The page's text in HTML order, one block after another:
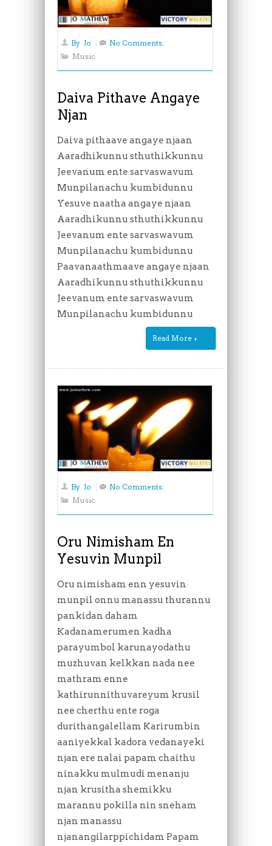
By Jo
No Comments.
Music
Daiva Pithave Angaye
Njan
Daiva pithaave angaye njaan
Aaradhikunnu sthuthikkunnu
Jeevanum ente sarvaswavum
Munpilanachu kumbidunnu
Yesuve naatha angaye njaan
Aaradhikunnu sthuthikkunnu
Jeevanum ente sarvaswavum
Munpilanachu kumbidunnu
Paavanaathmaave angaye njaan
Aaradhikunnu sthuthikkunnu
Jeevanum ente sarvaswavum
Munpilanachu kumbidunnu
Read More
By Jo
No Comments.
Music
Oru Nimisham En
Yesuvin Munpil
Oru nimisham enn yesuvin
munpil onnu manassu thurannu
pankidan daham
Kadanamerumen kadha
parayumbol karunayodathu
muzhuvan kelkkan nada nee
mathram enne
kathirunnithuvareyum krusil
nee cherthu ente roga
durithangalellam Karirumbin
aaniyekkal kadora vedanayeki
njan ere nalai papam chaithu
ninakku mulmudi menanju
njan krusitha shemikku
marannu pokilla nin sneham
njan manassu
njanangilarppichidam Papam